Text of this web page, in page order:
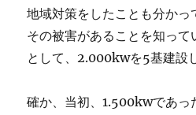
地域対策をしたことも分かっ
その被害があることを知っ
として、2.000kwを5基建設
確か、当初、1.500kwであっ